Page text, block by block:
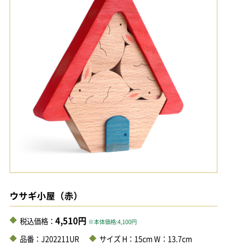
ウサギ小屋（赤）
税込価格： 4,510円 ※本体価格:4,100円
品番：J202211UR
サイズ H：15cm W：13.7cm